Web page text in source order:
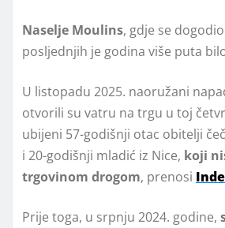
Naselje Moulins, gdje se
posljednjih je godina više puta
U listopadu 2025. naoružani
otvorili su vatru na trgu u toj
ubijeni 57-godišnji otac obitelji
i 20-godišnji mladić iz Nice, koji
trgovinom drogom, prenosi
Prije toga, u srpnju 2024. godine,